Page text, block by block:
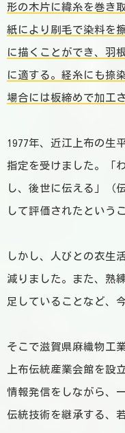
形の木片に緯糸を巻き
紙により刷毛で染料を
に描くことができ、羽
に適する。経糸にも捺
場合には板締めで加工
1977年、近江上布の生
指定を受けました。「
し、後世に伝える」（
して評価されたという
しかし、人びとの衣生
減りました。また、熟
足していることなど、
そこで滋賀県麻織物工
上布伝統産業会館を設
情報発信をしながら、
伝統技術を継承する、